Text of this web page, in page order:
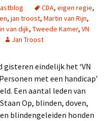
CDA, eigen regie,
, jan troost, Martin van Rijn,
van dijk, Tweede Kamer, VN
Jan Troost
eindelijk het ‘VN
met een handicap’
Een aantal leden van
Op, blinden, doven,
blindengeleiden honden